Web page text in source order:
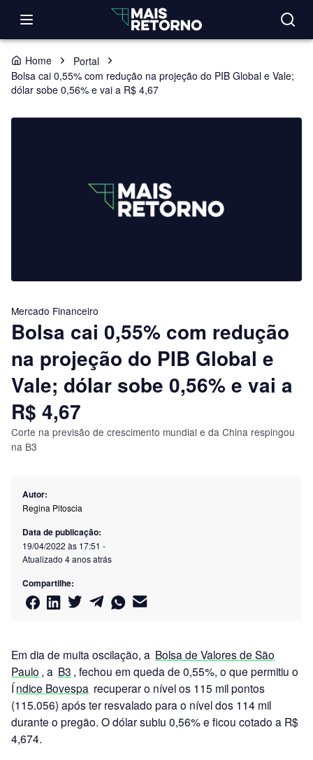
Home
Portal
Bolsa cai 0,55% com redução na projeção do PIB Global e Vale;
dólar sobe 0,56% e vai a R$ 4,67
Mercado Financeiro
Bolsa cai 0,55% com redução
na projeção do PIB Global e
Vale; dólar sobe 0,56% e vai a
R$ 4,67
Corte na previsão de crescimento mundial e da China respingou
na B3
Autor:
Regina Pitoscia
Data de publicação:
19/04/2022 às 17:51 -
Atualizado 4 anos atrás
Compartilhe:
Em dia de muita oscilação, a Bolsa de Valores de São
Paulo , a B3 , fechou em queda de 0,55%, o que permitiu o
Índice Bovespa recuperar o nível os 115 mil pontos
(115.056) após ter resvalado para o nível dos 114 mil
durante o pregão. O dólar subiu 0,56% e ficou cotado a R$
4,674.